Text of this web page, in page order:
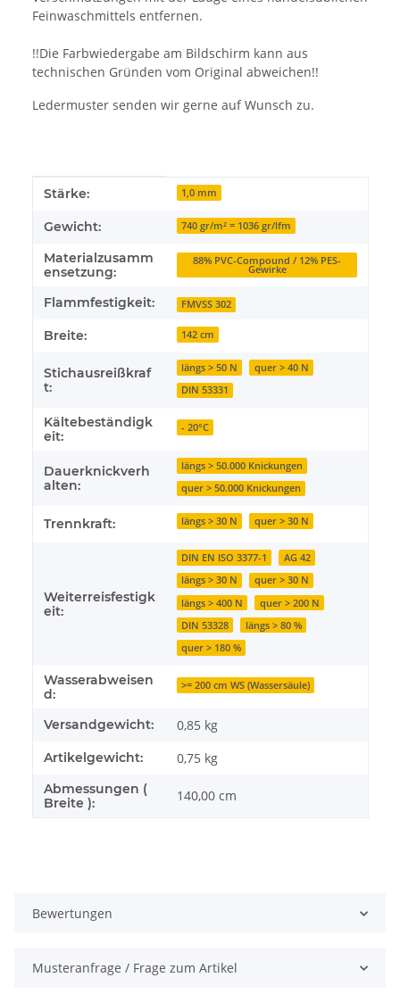
Feinwaschmittels entfernen.
!!Die Farbwiedergabe am Bildschirm kann aus
technischen Gründen vom Original abweichen!!
Ledermuster senden wir gerne auf Wunsch zu.
Produkteigenschaft
Wert
Stärke: 1,0 mm
Gewicht: 740 gr/m² = 1036 gr/lfm
Materialzusamm
ensetzung:
88% PVC-Compound / 12% PES-
Gewirke
Flammfestigkeit: FMVSS 302
Breite: 142 cm
Stichausreißkraf
t:
längs > 50 N
quer > 40 N
DIN 53331
Kältebeständigk
eit:
- 20°C
Dauerknickverh
alten:
längs > 50.000 Knickungen
quer > 50.000 Knickungen
Trennkraft: längs > 30 N quer > 30 N
Weiterreisfestigk
eit:
DIN EN ISO 3377-1
AG 42
längs > 30 N
quer > 30 N
längs > 400 N
quer > 200 N
DIN 53328
längs > 80 %
quer > 180 %
Wasserabweisen
d:
>= 200 cm WS (Wassersäule)
Versandgewicht: 0,85 kg
Artikelgewicht: 0,75 kg
Abmessungen (
Breite ):
140,00 cm
Bewertungen
Musteranfrage / Frage zum Artikel